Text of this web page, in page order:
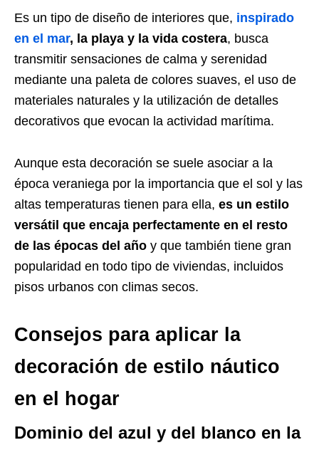
Es un tipo de diseño de interiores que, inspirado
en el mar, la playa y la vida costera, busca
transmitir sensaciones de calma y serenidad
mediante una paleta de colores suaves, el uso de
materiales naturales y la utilización de detalles
decorativos que evocan la actividad marítima.
Aunque esta decoración se suele asociar a la
época veraniega por la importancia que el sol y las
altas temperaturas tienen para ella, es un estilo
versátil que encaja perfectamente en el resto
de las épocas del año y que también tiene gran
popularidad en todo tipo de viviendas, incluidos
pisos urbanos con climas secos.
Consejos para aplicar la
decoración de estilo náutico
en el hogar
Dominio del azul y del blanco en la